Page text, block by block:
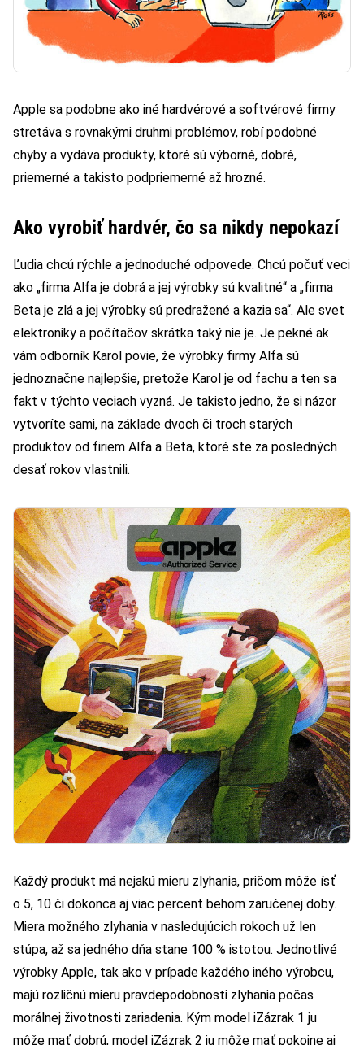
Apple sa podobne ako iné hardvérové a softvérové firmy
stretáva s rovnakými druhmi problémov, robí podobné
chyby a vydáva produkty, ktoré sú výborné, dobré,
priemerné a takisto podpriemerné až hrozné.
Ako vyrobiť hardvér, čo sa nikdy nepokazí
Ľudia chcú rýchle a jednoduché odpovede. Chcú počuť veci
ako „firma Alfa je dobrá a jej výrobky sú kvalitné“ a „firma
Beta je zlá a jej výrobky sú predražené a kazia sa“. Ale svet
elektroniky a počítačov skrátka taký nie je. Je pekné ak
vám odborník Karol povie, že výrobky firmy Alfa sú
jednoznačne najlepšie, pretože Karol je od fachu a ten sa
fakt v týchto veciach vyzná. Je takisto jedno, že si názor
vytvoríte sami, na základe dvoch či troch starých
produktov od firiem Alfa a Beta, ktoré ste za posledných
desať rokov vlastnili.
Každý produkt má nejakú mieru zlyhania, pričom môže ísť
o 5, 10 či dokonca aj viac percent behom zaručenej doby.
Miera možného zlyhania v nasledujúcich rokoch už len
stúpa, až sa jedného dňa stane 100 % istotou. Jednotlivé
výrobky Apple, tak ako v prípade každého iného výrobcu,
majú rozličnú mieru pravdepodobnosti zlyhania počas
morálnej životnosti zariadenia. Kým model iZázrak 1 ju
môže mať dobrú, model iZázrak 2 ju môže mať pokojne aj